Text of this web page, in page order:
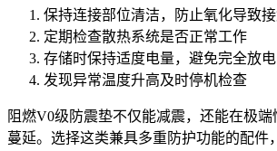
保持连接部位清洁，防止氧化导致
定期检查散热系统是否正常工作
存储时保持适度电量，避免完全放电
发现异常温度升高及时停机检查
阻燃V0级防震垫不仅能减震，还能在极
蔓延。选择这类兼具多重防护功能的配件